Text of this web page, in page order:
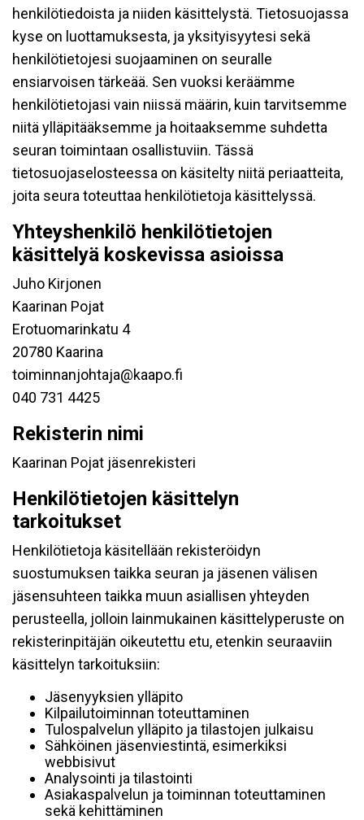
henkilötiedoista ja niiden käsittelystä. Tietosuojassa
kyse on luottamuksesta, ja yksityisyytesi sekä
henkilötietojesi suojaaminen on seuralle
ensiarvoisen tärkeää. Sen vuoksi keräämme
henkilötietojasi vain niissä määrin, kuin tarvitsemme
niitä ylläpitääksemme ja hoitaaksemme suhdetta
seuran toimintaan osallistuviin. Tässä
tietosuojaselosteessa on käsitelty niitä periaatteita,
joita seura toteuttaa henkilötietoja käsittelyssä.
Yhteyshenkilö henkilötietojen
käsittelyä koskevissa asioissa
Juho Kirjonen
Kaarinan Pojat
Erotuomarinkatu 4
20780 Kaarina
toiminnanjohtaja@kaapo.fi
040 731 4425
Rekisterin nimi
Kaarinan Pojat jäsenrekisteri
Henkilötietojen käsittelyn
tarkoitukset
Henkilötietoja käsitellään rekisteröidyn
suostumuksen taikka seuran ja jäsenen välisen
jäsensuhteen taikka muun asiallisen yhteyden
perusteella, jolloin lainmukainen käsittelyperuste on
rekisterinpitäjän oikeutettu etu, etenkin seuraaviin
käsittelyn tarkoituksiin:
Jäsenyyksien ylläpito
Kilpailutoiminnan toteuttaminen
Tulospalvelun ylläpito ja tilastojen julkaisu
Sähköinen jäsenviestintä, esimerkiksi
webbisivut
Analysointi ja tilastointi
Asiakaspalvelun ja toiminnan toteuttaminen
sekä kehittäminen